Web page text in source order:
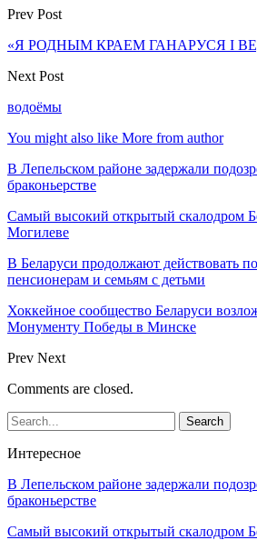
Prev Post
«Я РОДНЫМ КРАЕМ ГАНАРУСЯ І
Next Post
водоёмы
You might also like More from author
В Лепельском районе задержали
браконьерстве
Самый высокий открытый скалодром
Могилеве
В Беларуси продолжают действовать
пенсионерам и семьям с детьми
Хоккейное сообщество Беларуси
Монументу Победы в Минске
Prev Next
Comments are closed.
Интересное
В Лепельском районе задержали
браконьерстве
Самый высокий открытый скалодром